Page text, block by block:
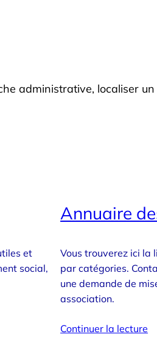
administrative, localiser
et
social,
Annuaire
Vous trouverez ici la
par catégories.
une demande de
association.
Continuer la lecture